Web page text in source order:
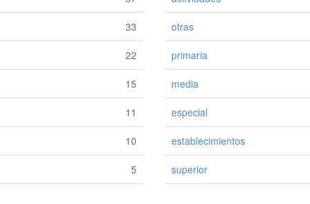
33
22
15
11
10
5
otras
primaria
media
especial
establecimientos
superior